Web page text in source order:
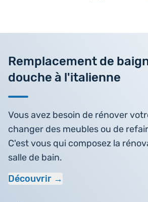
Remplacement de
douche à l'italienne
Vous avez besoin de rénover
changer des meubles ou de
C'est vous qui composez la
salle de bain.
Découvrir